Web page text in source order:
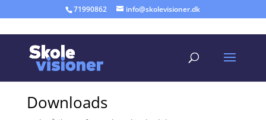
71990862 info@skolevisioner.dk
Downloads